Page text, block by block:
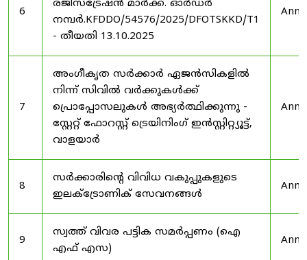
6
രജിസ്ട്രേഷൻ മാർക്ക്. ഓർഡർ
നമ്പർ.KFDDO/54576/2025/DFOTSKKD/T1
- തീയതി 13.10.2025
7
അംഗീകൃത സർക്കാർ ഏജൻസികളിൽ
നിന്ന് സിവിൽ വർക്കുകൾക്ക്
പ്രൊപ്പോസലുകൾ അഭ്യർത്ഥിക്കുന്നു -
സ്റ്റേറ്റ് ഫോറസ്റ്റ് ട്രെയിനിംഗ് ഇൻസ്റ്റിറ്റ്യൂട്ട്,
വാളയാർ
8
സർക്കാരിന്റെ വിവിധ വകുപ്പുകളുടെ
ഇലക്ട്രോണിക് സേവനങ്ങൾ
9
സ്വത്ത് വിവര പട്ടിക സമർപ്പണം (ഐ
എഫ് എസ)